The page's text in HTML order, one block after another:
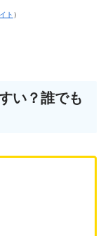
ト ）
い？誰でも